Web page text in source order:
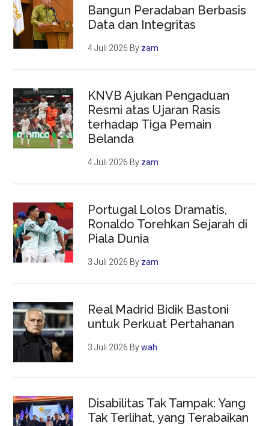
Bangun Peradaban Berbasis
Data dan Integritas
4 Juli 2026 By zam
KNVB Ajukan Pengaduan
Resmi atas Ujaran Rasis
terhadap Tiga Pemain
Belanda
4 Juli 2026 By zam
Portugal Lolos Dramatis,
Ronaldo Torehkan Sejarah di
Piala Dunia
3 Juli 2026 By zam
Real Madrid Bidik Bastoni
untuk Perkuat Pertahanan
3 Juli 2026 Bywah
Disabilitas Tak Tampak: Yang
Tak Terlihat, yang Terabaikan